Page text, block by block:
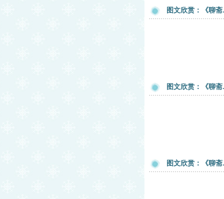
图文欣赏：《聊
图文欣赏：《聊
图文欣赏：《聊